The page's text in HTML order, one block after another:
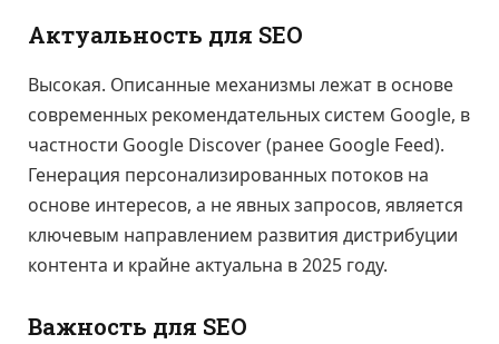
Актуальность для SEO
Высокая. Описанные механизмы лежат в основе
современных рекомендательных систем Google, в
частности Google Discover (ранее Google Feed).
Генерация персонализированных потоков на
основе интересов, а не явных запросов, является
ключевым направлением развития дистрибуции
контента и крайне актуальна в 2025 году.
Важность для SEO